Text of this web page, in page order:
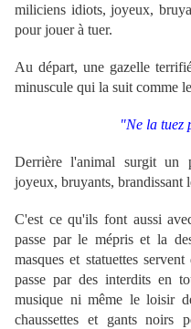
miliciens idiots, joyeux,
pour jouer à tuer.
Au départ, une gazelle
minuscule qui la suit comme
"Ne la tuez
Derrière l'animal surgit un
joyeux, bruyants, brandissant
C'est ce qu'ils font aussi
passe par le mépris et la
masques et statuettes
passe par des interdits en
musique ni même le loisir
chaussettes et gants noirs